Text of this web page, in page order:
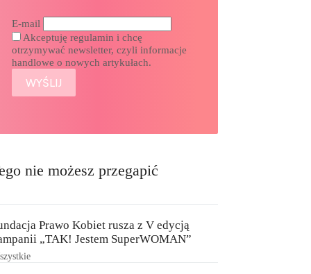
E-mail
Akceptuję regulamin i chcę
otrzymywać newsletter, czyli informacje
handlowe o nowych artykułach.
nie możesz przegapić
Prawo Kobiet rusza z V edycją
„TAK! Jestem SuperWOMAN”